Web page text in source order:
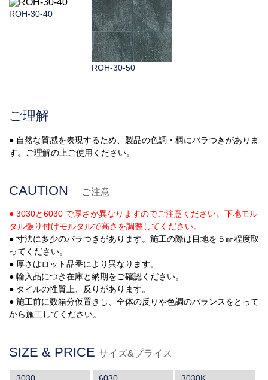
ROH-30-40
ROH-30-50
ご理解
● 自然な質感を表現するため、製品の色調・柄にバラつきがありま
す。ご理解の上ご使用ください。
CAUTION ご注意
● 3030と6030 で厚さが異なりますのでご注意ください。下地モル
タル張り付けモルタルで高さを調整してください。
● 寸法に多少のバラつきがあります。施工の際は目地を５㎜程度取
ってください。
● 厚さはロット品番により異なります。
● 輸入品につき在庫と納期をご確認ください。
● タイルの性質上、反りがあります。
● 施工前に数箱分仮置きし、全体の反りや色調のバランスをとって
から施工してください。
SIZE & PRICE サイズ&プライス